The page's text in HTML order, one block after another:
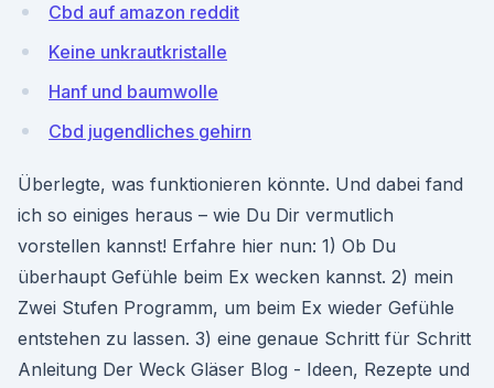
Cbd auf amazon reddit
Keine unkrautkristalle
Hanf und baumwolle
Cbd jugendliches gehirn
Überlegte, was funktionieren könnte. Und dabei fand
ich so einiges heraus – wie Du Dir vermutlich
vorstellen kannst! Erfahre hier nun: 1) Ob Du
überhaupt Gefühle beim Ex wecken kannst. 2) mein
Zwei Stufen Programm, um beim Ex wieder Gefühle
entstehen zu lassen. 3) eine genaue Schritt für Schritt
Anleitung Der Weck Gläser Blog - Ideen, Rezepte und